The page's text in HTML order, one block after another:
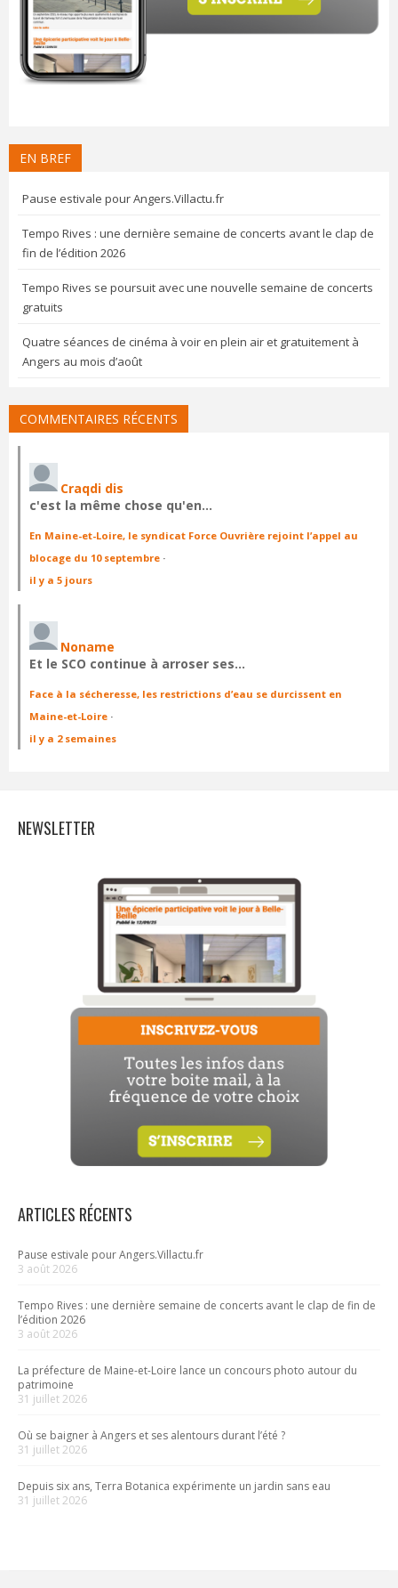
EN BREF
Pause estivale pour Angers.Villactu.fr
Tempo Rives : une dernière semaine de concerts avant le clap de
fin de l’édition 2026
Tempo Rives se poursuit avec une nouvelle semaine de concerts
gratuits
Quatre séances de cinéma à voir en plein air et gratuitement à
Angers au mois d’août
COMMENTAIRES RÉCENTS
Craqdi dis
c'est la même chose qu'en…
En Maine-et-Loire, le syndicat Force Ouvrière rejoint l’appel au
blocage du 10 septembre ·
il y a 5 jours
Noname
Et le SCO continue à arroser ses…
Face à la sécheresse, les restrictions d’eau se durcissent en
Maine-et-Loire ·
il y a 2 semaines
NEWSLETTER
ARTICLES RÉCENTS
Pause estivale pour Angers.Villactu.fr
3 août 2026
Tempo Rives : une dernière semaine de concerts avant le clap de fin de
l’édition 2026
3 août 2026
La préfecture de Maine-et-Loire lance un concours photo autour du
patrimoine
31 juillet 2026
Où se baigner à Angers et ses alentours durant l’été ?
31 juillet 2026
Depuis six ans, Terra Botanica expérimente un jardin sans eau
31 juillet 2026